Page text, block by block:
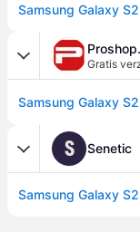
Gratis
S Senetic